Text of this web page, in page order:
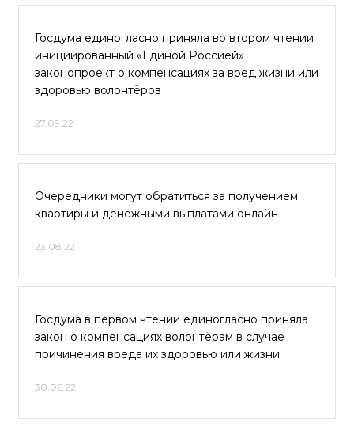
Госдума единогласно приняла во втором чтении
инициированный «Единой Россией»
законопроект о компенсациях за вред жизни или
здоровью волонтёров
27.09.22
Очередники могут обратиться за получением
квартиры и денежными выплатами онлайн
23.08.22
Госдума в первом чтении единогласно приняла
закон о компенсациях волонтёрам в случае
причинения вреда их здоровью или жизни
30.06.22